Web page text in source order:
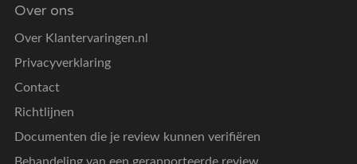
Over ons
Over Klantervaringen.nl
Privacyverklaring
Contact
Richtlijnen
Documenten die je review kunnen verifiëren